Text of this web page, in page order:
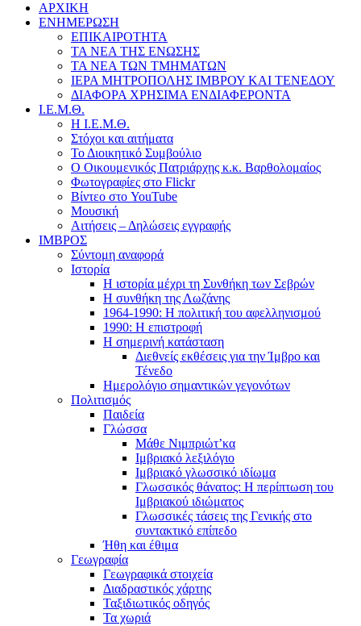
ΑΡΧΙΚΗ
ΕΝΗΜΕΡΩΣΗ
ΕΠΙΚΑΙΡΟΤΗΤΑ
ΤΑ ΝΕΑ ΤΗΣ ΕΝΩΣΗΣ
ΤΑ ΝΕΑ ΤΩΝ ΤΜΗΜΑΤΩΝ
ΙΕΡΑ ΜΗΤΡΟΠΟΛΗΣ ΙΜΒΡΟΥ ΚΑΙ ΤΕΝΕΔΟΥ
ΔΙΑΦΟΡΑ ΧΡΗΣΙΜΑ ΕΝΔΙΑΦΕΡΟΝΤΑ
Ι.Ε.Μ.Θ.
Η Ι.Ε.Μ.Θ.
Στόχοι και αιτήματα
Το Διοικητικό Συμβούλιο
Ο Οικουμενικός Πατριάρχης κ.κ. Βαρθολομαίος
Φωτογραφίες στο Flickr
Βίντεο στο YouTube
Μουσική
Αιτήσεις – Δηλώσεις εγγραφής
ΙΜΒΡΟΣ
Σύντομη αναφορά
Ιστορία
Η ιστορία μέχρι τη Συνθήκη των Σεβρών
Η συνθήκη της Λωζάνης
1964-1990: Η πολιτική του αφελληνισμού
1990: Η επιστροφή
Η σημερινή κατάσταση
Διεθνείς εκθέσεις για την Ίμβρο και
Τένεδο
Ημερολόγιο σημαντικών γεγονότων
Πολιτισμός
Παιδεία
Γλώσσα
Μάθε Νιμπριώτ’κα
Ιμβριακό λεξιλόγιο
Ιμβριακό γλωσσικό ιδίωμα
Γλωσσικός θάνατος: Η περίπτωση του
Ιμβριακού ιδιώματος
Γλωσσικές τάσεις της Γενικής στο
συντακτικό επίπεδο
Ήθη και έθιμα
Γεωγραφία
Γεωγραφικά στοιχεία
Διαδραστικός χάρτης
Ταξιδιωτικός οδηγός
Τα χωριά